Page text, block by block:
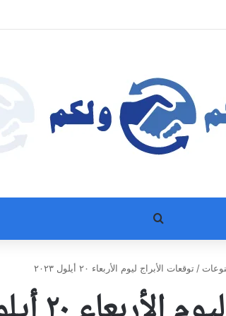
بحث عن
/ توقعات الأبراج ليوم الأربعاء ٢٠ أيلول ٢٠٢٣